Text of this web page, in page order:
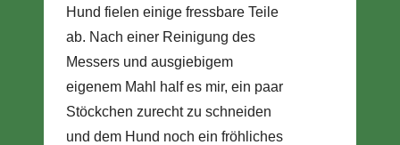
Hund fielen einige fressbare Teile
ab. Nach einer Reinigung des
Messers und ausgiebigem
eigenem Mahl half es mir, ein paar
Stöckchen zurecht zu schneiden
und dem Hund noch ein fröhliches